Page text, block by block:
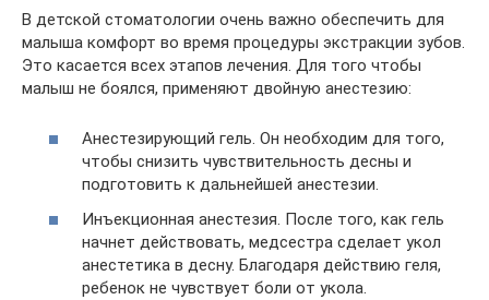
В детской стоматологии очень важно обеспечить для
малыша комфорт во время процедуры экстракции зубов.
Это касается всех этапов лечения. Для того чтобы
малыш не боялся, применяют двойную анестезию:
Анестезирующий гель. Он необходим для того,
чтобы снизить чувствительность десны и
подготовить к дальнейшей анестезии.
Инъекционная анестезия. После того, как гель
начнет действовать, медсестра сделает укол
анестетика в десну. Благодаря действию геля,
ребенок не чувствует боли от укола.